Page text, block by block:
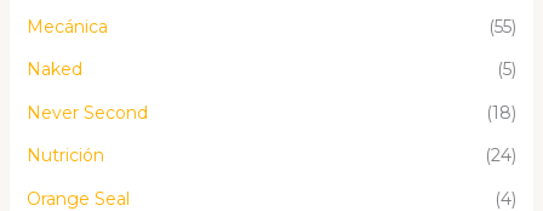
Mecánica
(55)
Naked
(5)
Never Second
(18)
Nutrición
(24)
Orange Seal
(4)